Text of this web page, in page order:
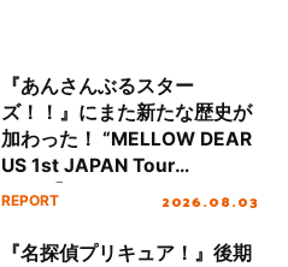
『あんさんぶるスター
ズ！！』にまた新たな歴史が
加わった！ “MELLOW DEAR
US 1st JAPAN Tour
Final「NICE to meet YOU
ート!!
REPORT 2026.08.03
『名探偵プリキュア！』後期